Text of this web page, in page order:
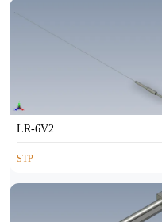
LR-6V2
STP